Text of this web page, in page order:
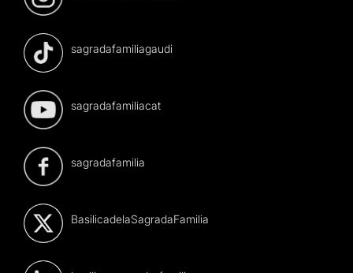
sagradafamiliagaudi
sagradafamiliacat
sagradafamilia
BasilicadelaSagradaFamilia